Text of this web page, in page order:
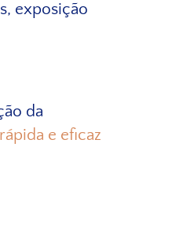
exposição
da
e eficaz